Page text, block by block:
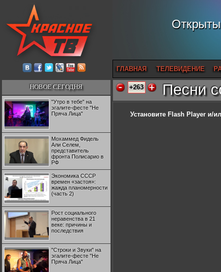
ГЛАВНАЯ ТЕЛЕВИДЕНИЕ
НОВОЕ СЕГОДНЯ
"Утро в тебе" на
эгалите-фесте "Не
Пряча Лица"
Мохаммед Фидель
Али Селем,
представитель
фронта Полисарио в
РФ
Экономика СССР
времен «застоя»:
жажда планомерности
(часть 2)
Рост социального
неравенства в 21
веке: причины и
последствия
"Строки и Звуки" на
эгалите-фесте "Не
Пряча Лица"
+263 Песни
Установите Flash Player и/